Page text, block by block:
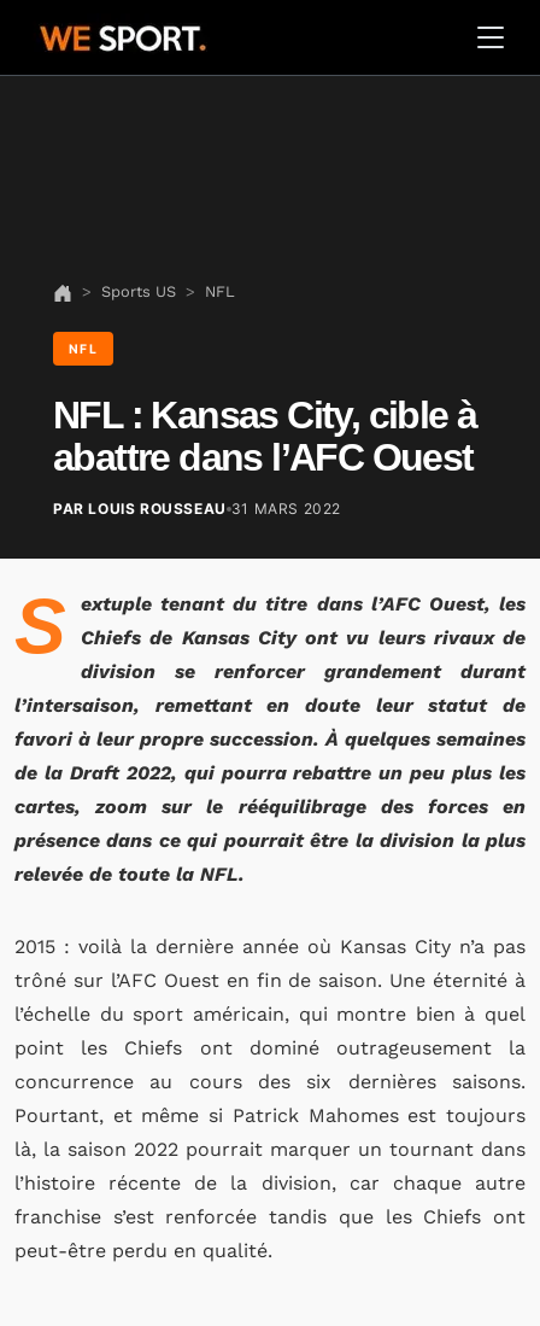
Sports US NFL
NFL
NFL : Kansas City, cible à
abattre dans l’AFC Ouest
PAR LOUIS ROUSSEAU 31 MARS 2022
S
extuple tenant du titre dans l’AFC Ouest, les
Chiefs de Kansas City ont vu leurs rivaux de
division se renforcer grandement durant
l’intersaison, remettant en doute leur statut de
favori à leur propre succession. À quelques semaines
de la Draft 2022, qui pourra rebattre un peu plus les
cartes, zoom sur le rééquilibrage des forces en
présence dans ce qui pourrait être la division la plus
relevée de toute la NFL.
2015 : voilà la dernière année où Kansas City n’a pas
trôné sur l’AFC Ouest en fin de saison. Une éternité à
l’échelle du sport américain, qui montre bien à quel
point les Chiefs ont dominé outrageusement la
concurrence au cours des six dernières saisons.
Pourtant, et même si Patrick Mahomes est toujours
là, la saison 2022 pourrait marquer un tournant dans
l’histoire récente de la division, car chaque autre
franchise s’est renforcée tandis que les Chiefs ont
peut-être perdu en qualité.